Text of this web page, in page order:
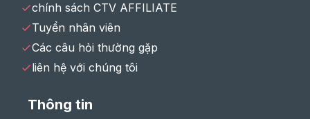
chính sách CTV AFFILIATE
Tuyển nhân viên
Các câu hỏi thường gặp
liên hệ với chúng tôi
Thông tin